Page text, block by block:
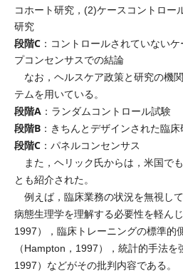
コホート研究，(2)ケースコントロー
研究
段階C ：コントロールされていない
プコンセンサスでの結論
なお，ヘルスケア政策と研究の機
テムを用いている。
段階A ：ランダムコントロール試験
段階B ：きちんとデザインされた臨床
段階C ：パネルコンセンサス
また，ヘリック氏からは，米国で
とも紹介された。
例えば，臨床業務の状況を無視し
病態生理学を理解する必要性を軽ん
1997），臨床トレーニングの標準的
（Hampton，1997），統計的手法を
1997）などがその批判内容である。